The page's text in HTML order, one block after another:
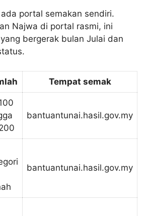
portal semakan sendiri.
Najwa di portal rasmi, ini
bergerak bulan Julai dan
Tempat semak
bantuantunai.hasil.gov.my
bantuantunai.hasil.gov.my